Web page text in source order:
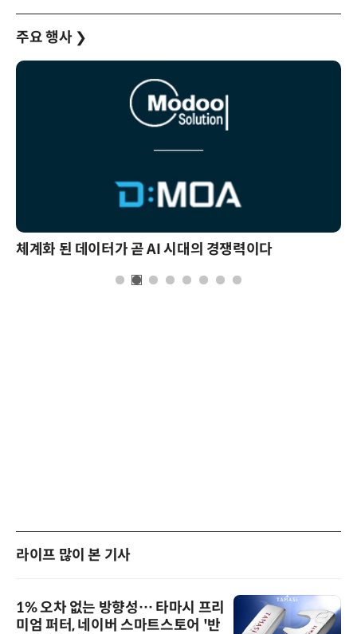
주요 행사 ❯
체계화 된 데이터가 곧 AI 시대의 경쟁력이다
라이프 많이 본 기사
1% 오차 없는 방향성… 타마시 프리
미엄 퍼터, 네이버 스마트스토어 '반